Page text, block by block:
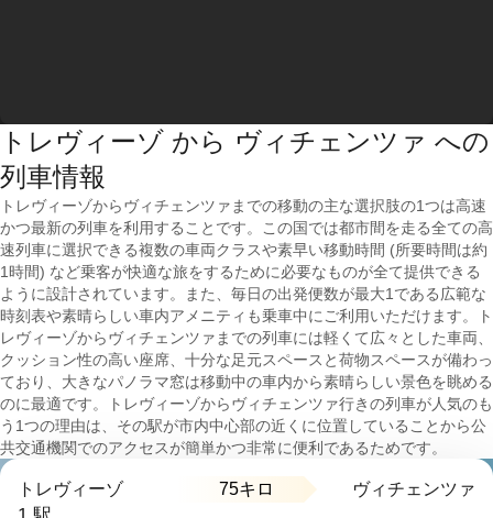
トレヴィーゾ から ヴィチェンツァ への
列車情報
トレヴィーゾからヴィチェンツァまでの移動の主な選択肢の1つは高速
かつ最新の列車を利用することです。この国では都市間を走る全ての高
速列車に選択できる複数の車両クラスや素早い移動時間 (所要時間は約
1時間) など乗客が快適な旅をするために必要なものが全て提供できる
ように設計されています。また、毎日の出発便数が最大1である広範な
時刻表や素晴らしい車内アメニティも乗車中にご利用いただけます。ト
レヴィーゾからヴィチェンツァまでの列車には軽くて広々とした車両、
クッション性の高い座席、十分な足元スペースと荷物スペースが備わっ
ており、大きなパノラマ窓は移動中の車内から素晴らしい景色を眺める
のに最適です。トレヴィーゾからヴィチェンツァ行きの列車が人気のも
う1つの理由は、その駅が市内中心部の近くに位置していることから公
共交通機関でのアクセスが簡単かつ非常に便利であるためです。
トレヴィーゾ 75キロ ヴィチェンツァ